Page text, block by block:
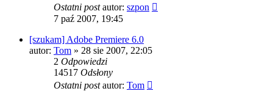
Ostatni postautor: szpon
7 paź 2007, 19:45
[szukam] Adobe Premiere 6.0
autor: Tom » 28 sie 2007, 22:05
2 Odpowiedzi
14517 Odsłony
Ostatni postautor: Tom